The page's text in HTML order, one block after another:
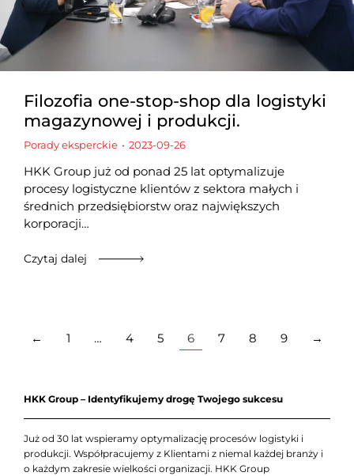
Filozofia one-stop-shop dla logistyki
magazynowej i produkcji.
Porady eksperckie 2023-09-26
HKK Group już od ponad 25 lat optymalizuje
procesy logistyczne klientów z sektora małych i
średnich przedsiębiorstw oraz największych
korporacji…
Czytaj dalej
← 1 … 4 5 6 7 8 9 →
HKK Group – Identyfikujemy drogę Twojego sukcesu
Już od 30 lat wspieramy optymalizację procesów logistyki i
produkcji. Współpracujemy z Klientami z niemal każdej branży i
o każdym zakresie wielkości organizacji. HKK Group